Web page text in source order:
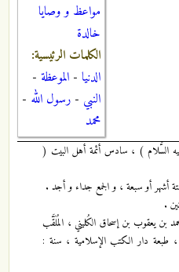
مواعظ و وصايا
خالدة
الكلمات الرئيسية:
الدنيا - الموعظة -
النبي - رسول الله -
محمد
السَّلام ) ، سادس أئمة أهل البيت (
أشهر أو سبعة ، و الجمع جداء و أجد .
.
جعفر محمد بن يعقوب بن إسحاق الكُليني ، المُلَقَّب
، المتوفى سنة : 329 هجرية ، طبعة دار الكتب الإسلامية ، سنة :